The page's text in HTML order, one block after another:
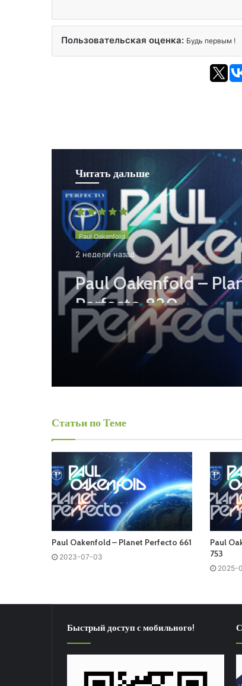
Пользовательская оценка: Будь первым !
Читать дальше
Paul Oakenfold
2 недели назад
Paul Oakenfold –
Perfecto 820
Статьи по Теме
Paul Oakenfold – Planet Perfecto 661
2023-07-03
Paul
753
2025-
Быстрый доступ с мобильного!